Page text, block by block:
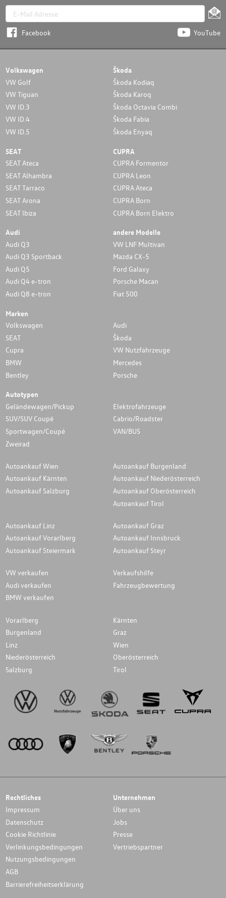
Facebook YouTube
Volkswagen
VW Golf
VW Tiguan
VW ID.3
VW ID.4
VW ID.5
Škoda
Škoda Kodiaq
Škoda Karoq
Škoda Octavia Combi
Škoda Fabia
Škoda Enyaq
SEAT
SEAT Ateca
SEAT Alhambra
SEAT Tarraco
SEAT Arona
SEAT Ibiza
CUPRA
CUPRA Formentor
CUPRA Leon
CUPRA Ateca
CUPRA Born
CUPRA Born Elektro
Audi
Audi Q3
Audi Q3 Sportback
Audi Q5
Audi Q4 e-tron
Audi Q8 e-tron
andere Modelle
VW LNF Multivan
Mazda CX-5
Ford Galaxy
Porsche Macan
Fiat 500
Marken
Volkswagen
Audi
SEAT
Škoda
Cupra
VW Nutzfahrzeuge
BMW
Mercedes
Bentley
Porsche
Autotypen
Geländewagen/Pickup
Elektrofahrzeuge
SUV/SUV Coupé
Cabrio/Roadster
Sportwagen/Coupé
VAN/BUS
Zweirad
Autoankauf Wien
Autoankauf Kärnten
Autoankauf Salzburg
Autoankauf Burgenland
Autoankauf Niederösterreich
Autoankauf Oberösterreich
Autoankauf Tirol
Autoankauf Linz
Autoankauf Vorarlberg
Autoankauf Steiermark
Autoankauf Graz
Autoankauf Innsbruck
Autoankauf Steyr
VW verkaufen
Audi verkaufen
BMW verkaufen
Verkaufshilfe
Fahrzeugbewertung
Vorarlberg
Kärnten
Burgenland
Graz
Linz
Wien
Niederösterreich
Oberösterreich
Salzburg
Tirol
Rechtliches
Impressum
Datenschutz
Cookie Richtlinie
Verlinkungsbedingungen
Nutzungsbedingungen
AGB
Barrierefreiheitserklärung
Unternehmen
Über uns
Jobs
Presse
Vertriebspartner